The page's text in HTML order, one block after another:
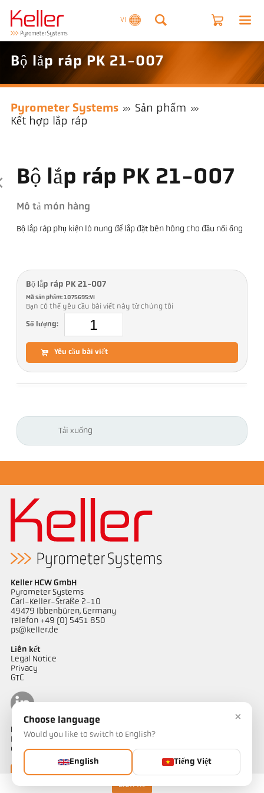
VI
Liên hệ
Bộ lắp ráp PK 21-007
Pyrometer Systems
Sản phẩm
Kết hợp lắp ráp
Bộ lắp ráp PK 21-007
Mô tả món hàng
Bộ lắp ráp phụ kiện lò nung để lắp đặt bên hông cho đầu nối ống
Bộ lắp ráp PK 21-007
Mã sản phẩm: 1075695:VI
Bạn có thể yêu cầu bài viết này từ chúng tôi
Số lượng:
Yêu cầu bài viết
Tải xuống
Keller HCW GmbH
Pyrometer Systems
Carl-Keller-Straße 2-10
49479 Ibbenbüren, Germany
Telefon +49 (0) 5451 850
ps@keller.de
Liên kết
Legal Notice
Privacy
GTC
Liên hệ
Bạn có câu hỏi về các giải pháp đo nhiệt độ của chúng tôi? Đội ngũ
của chúng tôi sẵn sàng hỗ trợ bạn.
Liên hệ ngay
×
Choose language
Would you like to switch to English?
English Tiếng Việt